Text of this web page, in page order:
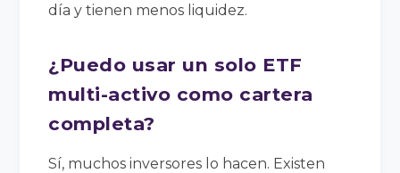
día y tienen menos liquidez.
¿Puedo usar un solo ETF
multi-activo como cartera
completa?
Sí, muchos inversores lo hacen. Existen